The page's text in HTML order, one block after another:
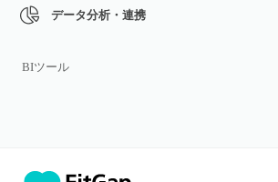
データ分析・連携
BIツール